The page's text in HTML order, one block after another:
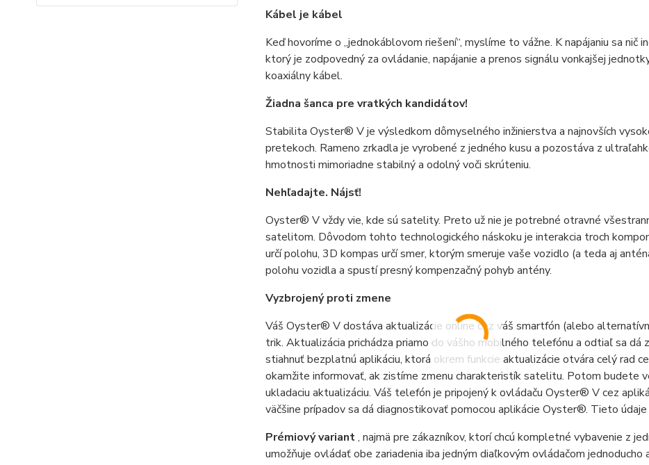
Kábel je kábel
Keď hovoríme o „jednokáblovom riešení“, myslíme to vážne. K napájaniu sa nič
ktorý je zodpovedný za ovládanie, napájanie a prenos signálu vonkajšej
koaxiálny kábel.
Žiadna šanca pre vratkých kandidátov!
Stabilita Oyster® V je výsledkom dômyselného inžinierstva a najnovších
pretekoch. Rameno zrkadla je vyrobené z jedného kusu a pozostáva z
hmotnosti mimoriadne stabilný a odolný voči skrúteniu.
Nehľadajte. Nájsť!
Oyster® V vždy vie, kde sú satelity. Preto už nie je potrebné otravné
satelitom. Dôvodom tohto technologického náskoku je interakcia troch
určí polohu, 3D kompas určí smer, ktorým smeruje vaše vozidlo (a teda aj
polohu vozidla a spustí presný kompenzačný pohyb antény.
Vyzbrojený proti zmene
Váš Oyster® V dostáva aktualizácie online cez váš smartfón (alebo
trik. Aktualizácia prichádza priamo do vášho mobilného telefónu a odtiaľ sa
stiahnuť bezplatnú aplikáciu, ktorá okrem funkcie aktualizácie otvára celý rad
okamžite informovať, ak zistíme zmenu charakteristík satelitu. Potom budete
ukladaciu aktualizáciu. Váš telefón je pripojený k ovládaču Oyster® V cez
väčšine prípadov sa dá diagnostikovať pomocou aplikácie Oyster®. Tieto
Prémiový variant, najmä pre zákazníkov, ktorí chcú kompletné vybavenie z
umožňuje ovládať obe zariadenia iba jedným diaľkovým ovládačom